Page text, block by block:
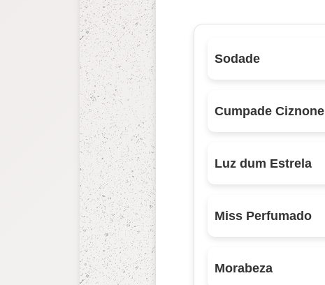
Sodade
Cumpade Ciznone
Luz dum Estrela
Miss Perfumado
Morabeza